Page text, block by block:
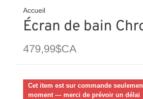
Accueil
Écran de bain
479,99$CA
Cet item est sur commande
moment — merci de prévoir un délai